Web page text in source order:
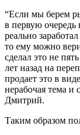
“Если мы берем
в первую очередь
реально
то ему можно
сделал это не
лет назад на
продает это в
нерабочая тема и
Дмитрий.
Таким образом